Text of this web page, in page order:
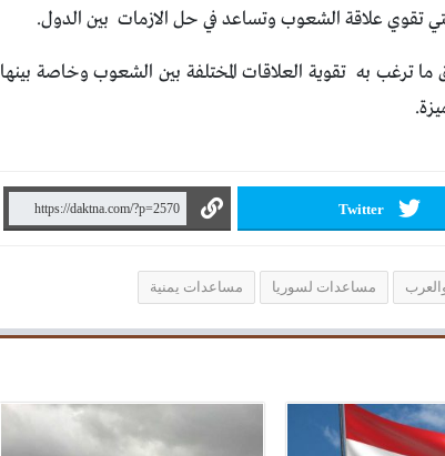
تقوي علاقة الشعوب وتساعد في حل الازمات بين الدول.
ترغب به تقوية العلاقات المختلفة بين الشعوب وخاصة بينها
Twitter
مساعدات لسوريا مساعدات يمنية